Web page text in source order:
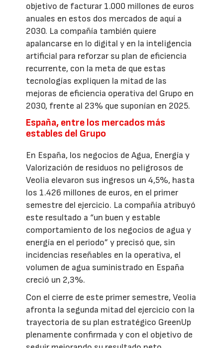
objetivo de facturar 1.000 millones de euros
anuales en estos dos mercados de aquí a
2030. La compañía también quiere
apalancarse en lo digital y en la inteligencia
artificial para reforzar su plan de eficiencia
recurrente, con la meta de que estas
tecnologías expliquen la mitad de las
mejoras de eficiencia operativa del Grupo en
2030, frente al 23% que suponían en 2025.
España, entre los mercados más
estables del Grupo
En España, los negocios de Agua, Energía y
Valorización de residuos no peligrosos de
Veolia elevaron sus ingresos un 4,5%, hasta
los 1.426 millones de euros, en el primer
semestre del ejercicio. La compañía atribuyó
este resultado a “un buen y estable
comportamiento de los negocios de agua y
energía en el periodo” y precisó que, sin
incidencias reseñables en la operativa, el
volumen de agua suministrado en España
creció un 2,3%.
Con el cierre de este primer semestre, Veolia
afronta la segunda mitad del ejercicio con la
trayectoria de su plan estratégico GreenUp
plenamente confirmada y con el objetivo de